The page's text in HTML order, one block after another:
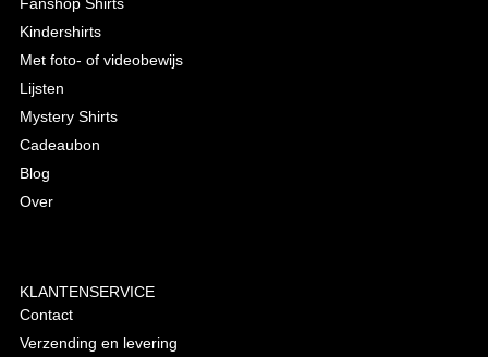
Kindershirts
Met foto- of videobewijs
Lijsten
Mystery Shirts
Cadeaubon
Blog
Over
KLANTENSERVICE
Contact
Verzending en levering